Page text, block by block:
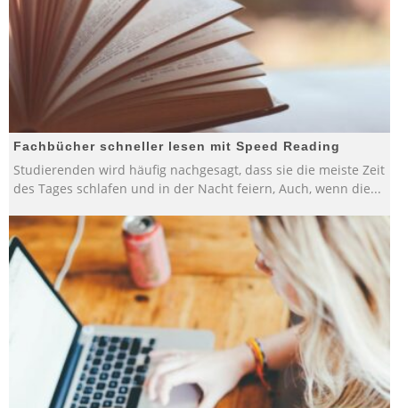
Fachbücher schneller lesen mit Speed Reading
Studierenden wird häufig nachgesagt, dass sie die meiste Zeit
des Tages schlafen und in der Nacht feiern, Auch, wenn die...